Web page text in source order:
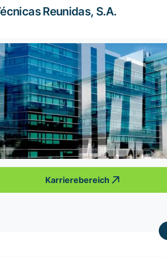
Reunidas, S.A.
Karrierebereich